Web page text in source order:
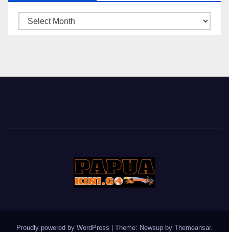
ARSIP
Proudly powered by WordPress | Theme: Newsup by Themeansar.